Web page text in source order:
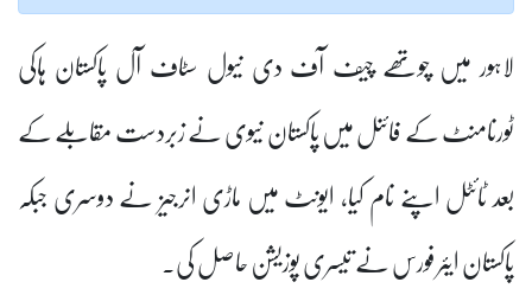
لاہور میں چوتھے چیف آف دی نیول سٹاف آل پاکستان ہاکی
ٹورنامنٹ کے فائنل میں پاکستان نیوی نے زبردست مقابلے کے
بعد ٹائٹل اپنے نام کیا، ایونٹ میں ماڑی انرجیز نے دوسری جبکہ
پاکستان ایئر فورس نے تیسری پوزیشن حاصل کی۔